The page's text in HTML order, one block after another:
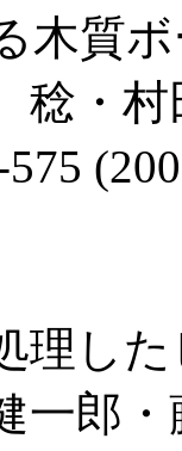
木質
・村
理し
郎・